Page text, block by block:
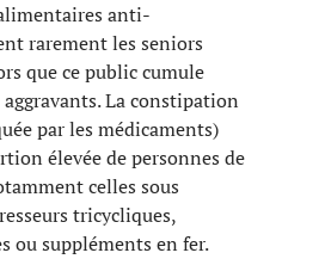
anti-
rarement les seniors
que ce public cumule
La constipation
par les médicaments)
élevée de personnes de
celles sous
tricycliques,
ou suppléments en fer.